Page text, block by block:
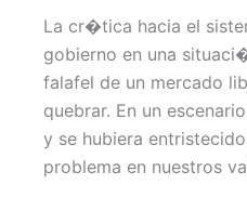
La cr�tica hacia el
gobierno en una
falafel de un mercado
quebrar. En un
y se hubiera
problema en nuestros